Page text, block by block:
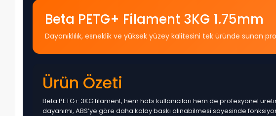
Beta PETG+ Filament 3KG 1.75mm
Dayanıklılık, esneklik ve yüksek yüzey kalitesini tek üründe sunan
Ürün Özeti
Beta PETG+ 3KG filament, hem hobi kullanıcıları hem de profesyonel
dayanımı, ABS’ye göre daha kolay baskı alınabilmesi sayesinde